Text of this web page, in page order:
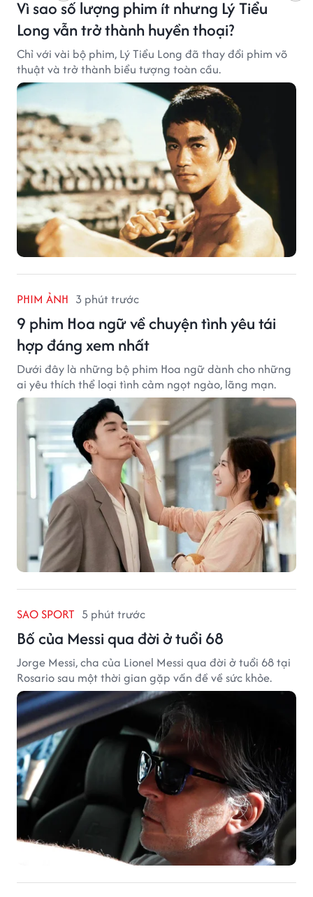
Vì sao số lượng phim ít nhưng Lý Tiểu
Long vẫn trở thành huyền thoại?
Chỉ với vài bộ phim, Lý Tiểu Long đã thay đổi phim võ
thuật và trở thành biểu tượng toàn cầu.
PHIM ẢNH 3 phút trước
9 phim Hoa ngữ về chuyện tình yêu tái
hợp đáng xem nhất
Dưới đây là những bộ phim Hoa ngữ dành cho những
ai yêu thích thể loại tình cảm ngọt ngào, lãng mạn.
SAO SPORT 5 phút trước
Bố của Messi qua đời ở tuổi 68
Jorge Messi, cha của Lionel Messi qua đời ở tuổi 68 tại
Rosario sau một thời gian gặp vấn đề về sức khỏe.